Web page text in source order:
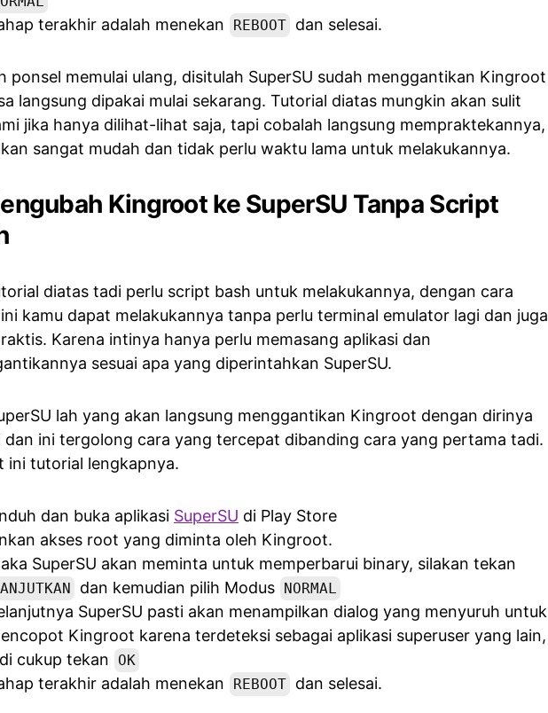
terakhir adalah menekan REBOOT dan selesai.
ponsel memulai ulang, disitulah SuperSU sudah menggantikan Kingroot
langsung dipakai mulai sekarang. Tutorial diatas mungkin akan sulit
jika hanya dilihat-lihat saja, tapi cobalah langsung mempraktekannya,
sangat mudah dan tidak perlu waktu lama untuk melakukannya.
Kingroot ke SuperSU Tanpa Script
diatas tadi perlu script bash untuk melakukannya, dengan cara
kamu dapat melakukannya tanpa perlu terminal emulator lagi dan juga
Karena intinya hanya perlu memasang aplikasi dan
sesuai apa yang diperintahkan SuperSU.
lah yang akan langsung menggantikan Kingroot dengan dirinya
dan ini tergolong cara yang tercepat dibanding cara yang pertama tadi.
ini tutorial lengkapnya.
dan buka aplikasi SuperSU di Play Store
akses root yang diminta oleh Kingroot.
SuperSU akan meminta untuk memperbarui binary, silakan tekan
dan kemudian pilih Modus NORMAL
SuperSU pasti akan menampilkan dialog yang menyuruh untuk
Kingroot karena terdeteksi sebagai aplikasi superuser yang lain,
cukup tekan
OK
terakhir adalah menekan REBOOT dan selesai.